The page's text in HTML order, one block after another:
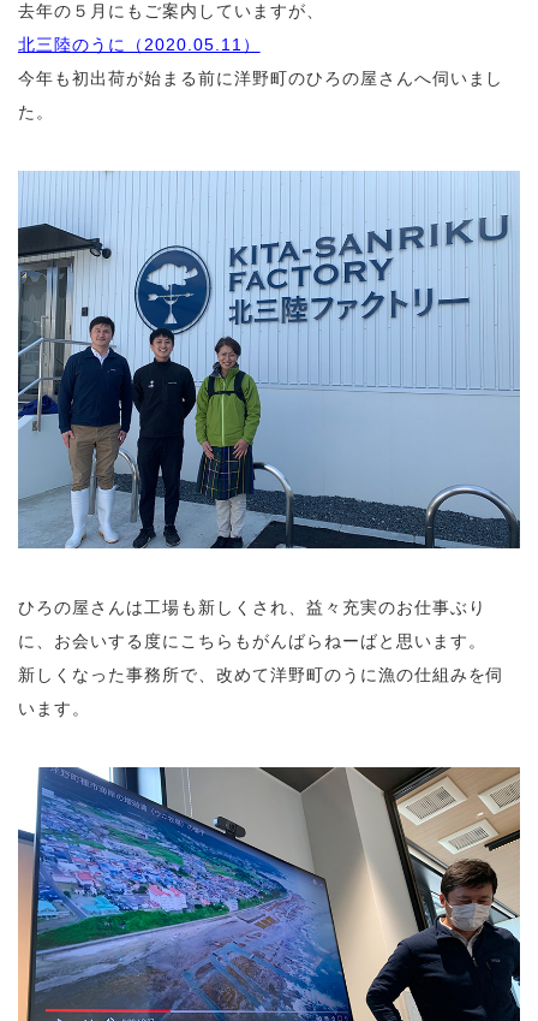
去年の５月にもご案内していますが、
北三陸のうに（2020.05.11）
今年も初出荷が始まる前に洋野町のひろの屋さんへ伺いまし
た。
ひろの屋さんは工場も新しくされ、益々充実のお仕事ぶり
に、お会いする度にこちらもがんばらねーばと思います。
新しくなった事務所で、改めて洋野町のうに漁の仕組みを伺
います。